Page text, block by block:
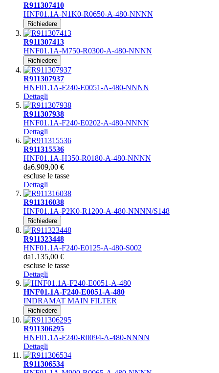
R911307410
HNF01.1A-N1K0-R0650-A-480-NNNN
Richiedere
R911307413
HNF01.1A-M750-R0300-A-480-NNNN
Richiedere
R911307937
HNF01.1A-F240-E0051-A-480-NNNN
Dettagli
R911307938
HNF01.1A-F240-E0202-A-480-NNNN
Dettagli
R911315536
HNF01.1A-H350-R0180-A-480-NNNN
da6.909,00 €
escluse le tasse
Dettagli
R911316038
HNF01.1A-P2K0-R1200-A-480-NNNN/S148
Richiedere
R911323448
HNF01.1A-F240-E0125-A-480-S002
da1.135,00 €
escluse le tasse
Dettagli
HNF01.1A-F240-E0051-A-480
INDRAMAT MAIN FILTER
Richiedere
R911306295
HNF01.1A-F240-R0094-A-480-NNNN
Dettagli
R911306534